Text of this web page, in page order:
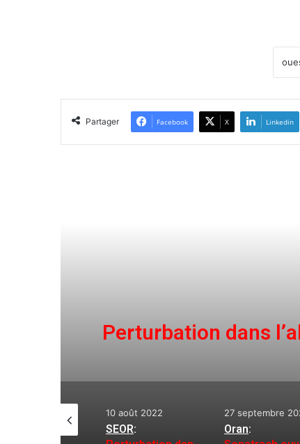
Partager Facebook X Linkedin
Sonatrach
27 septembre 2021
Oran
14 février